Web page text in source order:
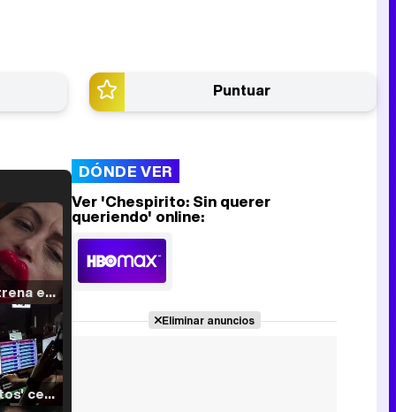
Puntuar
Filmin estrena el tráiler de 'Millennial Mal', su nueva comedia universitaria de la mano de Lorena Iglesias
'120 Minutos' celebra sus 2.000 programas en Telemadrid con un vídeo del día a día en la redacción
DÓNDE VER
Ver 'Chespirito: Sin querer
queriendo' online:
Eliminar anuncios